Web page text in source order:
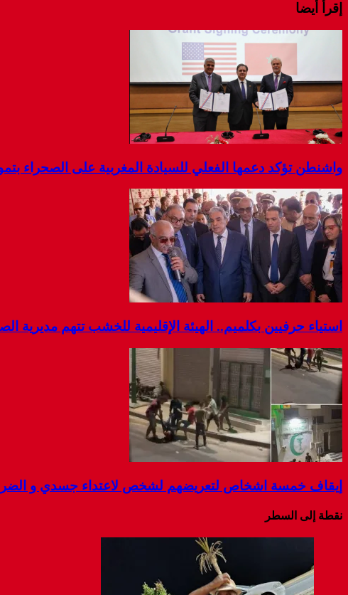
إقرأ أيضا
واشنطن تؤكد دعمها الفعلي للسيادة المغربية على الصحراء
استياء حرفيين بكلميم.. الهيئة الإقليمية للخشب تتهم مديرية
إيقاف خمسة اشخاص لتعريضهم لشخص لاعتداء جسدي و الضرب
نقطة إلى السطر